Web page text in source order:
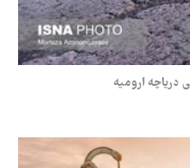
دریاچه ارومیه